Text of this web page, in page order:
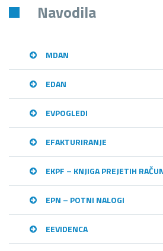
Navodila
MDAN
EDAN
EVPOGLEDI
EFAKTURIRANJE
EKPF – KNJIGA PREJETIH
EPN – POTNI NALOGI
EEVIDENCA